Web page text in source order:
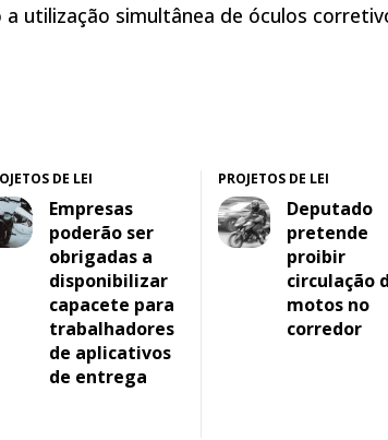
utilização simultânea de óculos
DE LEI
Empresas
poderão ser
obrigadas a
disponibilizar
capacete para
trabalhadores
de aplicativos
de entrega
PROJETOS DE LEI
Deputado
pretende
proibir
circulação
motos no
corredor